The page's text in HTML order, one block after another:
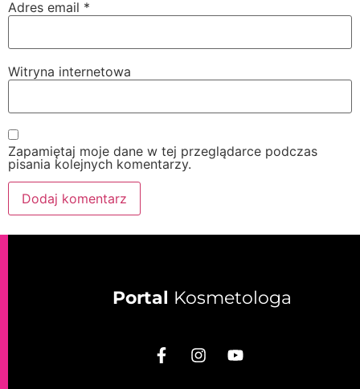
Adres email *
Witryna internetowa
Zapamiętaj moje dane w tej przeglądarce podczas
pisania kolejnych komentarzy.
Portal Kosmetologa